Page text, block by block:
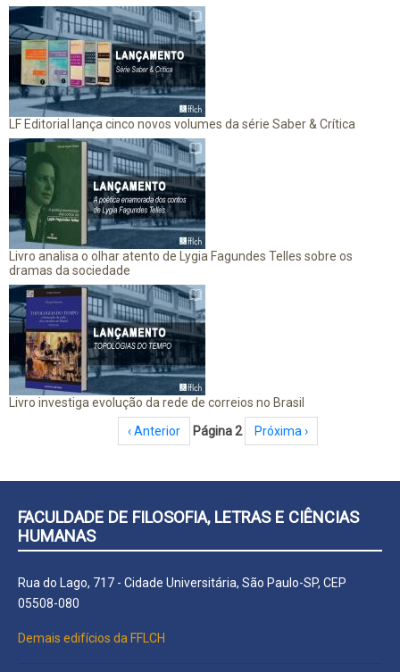
LF Editorial lança cinco novos volumes da série Saber & Crítica
Livro analisa o olhar atento de Lygia Fagundes Telles sobre os
dramas da sociedade
Livro investiga evolução da rede de correios no Brasil
Página anterior
‹ Anterior Página 2 Próxima página
Próxima ›
FACULDADE DE FILOSOFIA, LETRAS E CIÊNCIAS
HUMANAS
Rua do Lago, 717 - Cidade Universitária, São Paulo-SP, CEP
05508-080
Demais edifícios da FFLCH